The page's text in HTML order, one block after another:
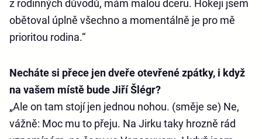
z rodinných důvodů, mám malou dceru. Hokeji jsem
obětoval úplně všechno a momentálně je pro mě
prioritou rodina.“
Necháte si přece jen dveře otevřené zpátky, i když
na vašem místě bude Jiří Šlégr?
„Ale on tam stojí jen jednou nohou. (směje se) Ne,
vážně: Moc mu to přeju. Na Jirku taky hrozně rád